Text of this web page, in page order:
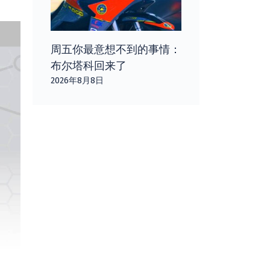
周五你最意想不到的事情：
布尔塔科回来了
2026年8月8日